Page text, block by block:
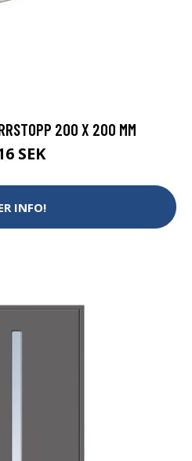
200 X 200 MM
SEK
INFO!